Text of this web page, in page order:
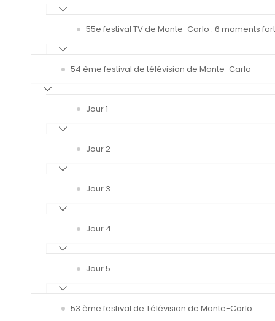
55e festival TV de Monte-Carlo : 6 moments
54 ème festival de télévision de Monte-Carlo
Jour 1
Jour 2
Jour 3
Jour 4
Jour 5
53 ème festival de Télévision de Monte-Carlo